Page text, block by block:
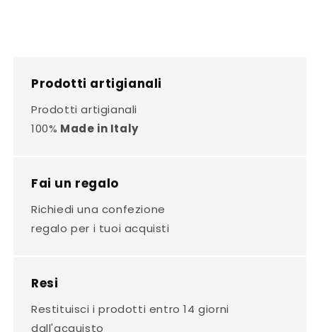
Prodotti artigianali
Prodotti artigianali
100% Made in Italy
Fai un regalo
Richiedi una confezione
regalo per i tuoi acquisti
Resi
Restituisci i prodotti entro 14 giorni
dall'acquisto